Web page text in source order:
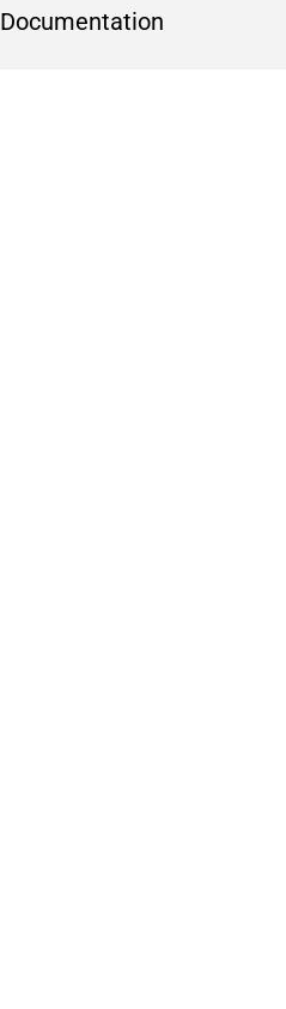
Documentation